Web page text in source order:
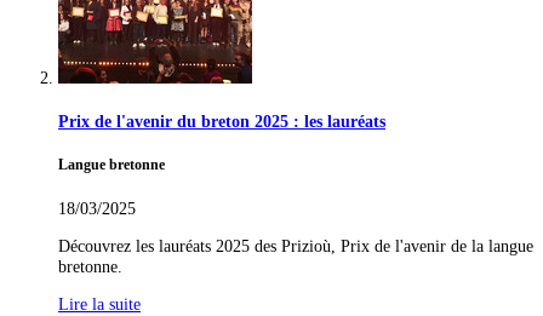
Prix de l'avenir du breton 2025 : les lauréats
Langue bretonne
18/03/2025
Découvrez les lauréats 2025 des Prizioù, Prix de l'avenir de la langue
bretonne.
Lire la suite